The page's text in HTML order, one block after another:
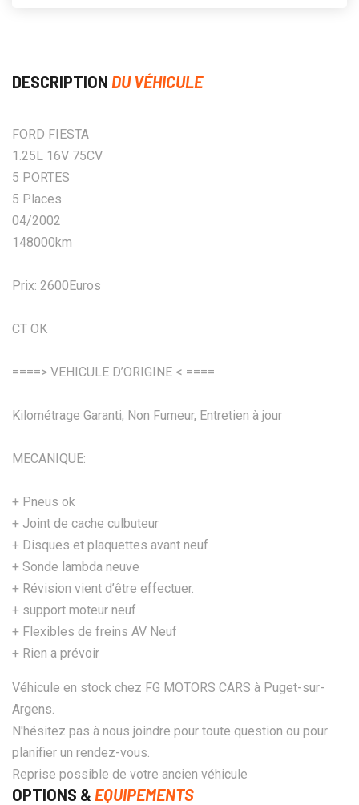
DESCRIPTION DU VÉHICULE
FORD FIESTA
1.25L 16V 75CV
5 PORTES
5 Places
04/2002
148000km
Prix: 2600Euros
CT OK
====> VEHICULE D’ORIGINE < ====
Kilométrage Garanti, Non Fumeur, Entretien à jour
MECANIQUE:
+ Pneus ok
+ Joint de cache culbuteur
+ Disques et plaquettes avant neuf
+ Sonde lambda neuve
+ Révision vient d’être effectuer.
+ support moteur neuf
+ Flexibles de freins AV Neuf
+ Rien a prévoir
Véhicule en stock chez FG MOTORS CARS à Puget-sur-
Argens.
N'hésitez pas à nous joindre pour toute question ou pour
planifier un rendez-vous.
Reprise possible de votre ancien véhicule
OPTIONS & EQUIPEMENTS